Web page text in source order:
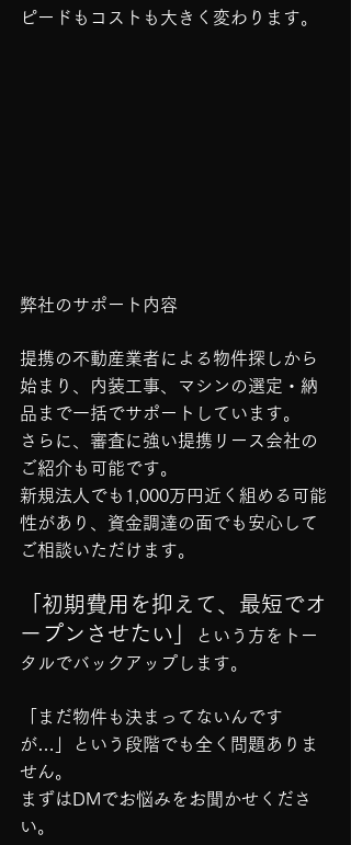
ピードもコストも大きく変わります。
弊社のサポート内容
提携の不動産業者による物件探しから
始まり、内装工事、マシンの選定・納
品まで一括でサポートしています。
さらに、審査に強い提携リース会社の
ご紹介も可能です。
新規法人でも1,000万円近く組める可能
性があり、資金調達の面でも安心して
ご相談いただけます。
「初期費用を抑えて、最短でオ
ープンさせたい」
という方をトー
タルでバックアップします。
「まだ物件も決まってないんです
が…」という段階でも全く問題ありま
せん。
まずはDMでお悩みをお聞かせくださ
い。